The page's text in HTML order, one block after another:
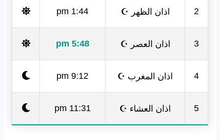
2 اذان الظهر ☪ 1:44 pm
3 اذان العصر ☪ 5:48 pm
4 اذان المغرب ☪ 9:12 pm
5 اذان العشاء ☪ 11:31 pm